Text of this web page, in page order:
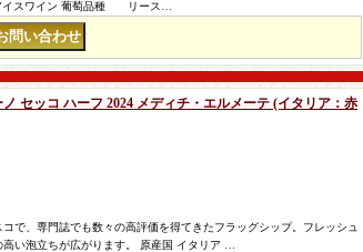
ワイン 葡萄品種 リース…
セッコ ハーフ 2024 メディチ・エルメーテ (イタリア：赤
で、専門誌でも数々の高評価を得てきたフラッグシップ。フレッシュ
い泡立ちが広がります。 原産国 イタリア …